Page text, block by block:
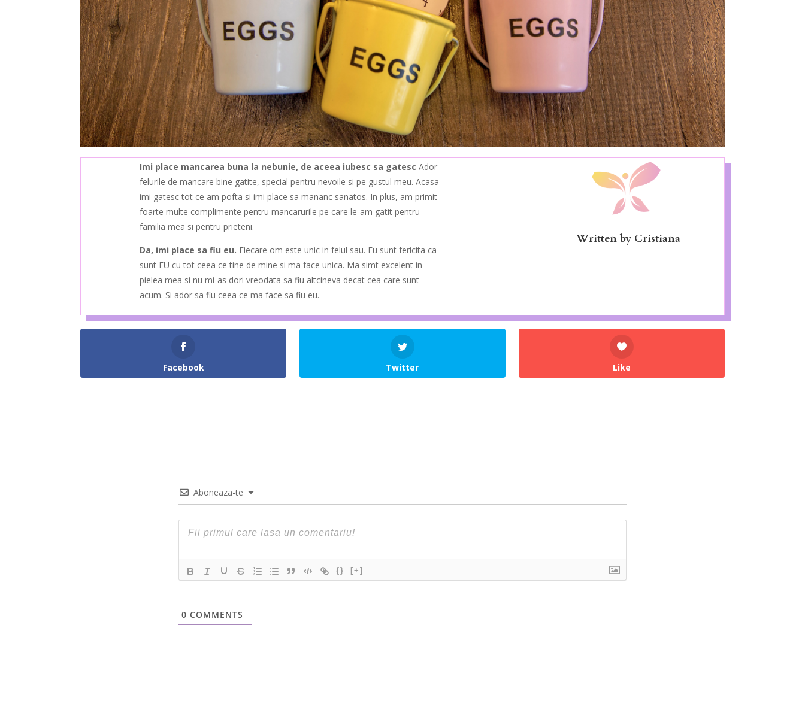
Imi place mancarea buna la nebunie, de aceea iubesc sa gatesc Ador
felurile de mancare bine gatite, special pentru nevoile si pe gustul meu. Acasa
imi gatesc tot ce am pofta si imi place sa mananc sanatos. In plus, am primit
foarte multe complimente pentru mancarurile pe care le-am gatit pentru
familia mea si pentru prieteni.
Da, imi place sa fiu eu. Fiecare om este unic in felul sau. Eu sunt fericita ca
sunt EU cu tot ceea ce tine de mine si ma face unica. Ma simt excelent in
pielea mea si nu mi-as dori vreodata sa fiu altcineva decat cea care sunt
acum. Si ador sa fiu ceea ce ma face sa fiu eu.
Written by Cristiana
Facebook Twitter Like
Aboneaza-te
{} [+]
0 COMMENTS